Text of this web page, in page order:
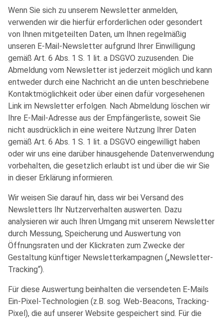
Wenn Sie sich zu unserem Newsletter anmelden,
verwenden wir die hierfür erforderlichen oder gesondert
von Ihnen mitgeteilten Daten, um Ihnen regelmäßig
unseren E-Mail-Newsletter aufgrund Ihrer Einwilligung
gemäß Art. 6 Abs. 1 S. 1 lit. a DSGVO zuzusenden. Die
Abmeldung vom Newsletter ist jederzeit möglich und kann
entweder durch eine Nachricht an die unten beschriebene
Kontaktmöglichkeit oder über einen dafür vorgesehenen
Link im Newsletter erfolgen. Nach Abmeldung löschen wir
Ihre E-Mail-Adresse aus der Empfängerliste, soweit Sie
nicht ausdrücklich in eine weitere Nutzung Ihrer Daten
gemäß Art. 6 Abs. 1 S. 1 lit. a DSGVO eingewilligt haben
oder wir uns eine darüber hinausgehende Datenverwendung
vorbehalten, die gesetzlich erlaubt ist und über die wir Sie
in dieser Erklärung informieren.
Wir weisen Sie darauf hin, dass wir bei Versand des
Newsletters Ihr Nutzerverhalten auswerten. Dazu
analysieren wir auch Ihren Umgang mit unserem Newsletter
durch Messung, Speicherung und Auswertung von
Öffnungsraten und der Klickraten zum Zwecke der
Gestaltung künftiger Newsletterkampagnen („Newsletter-
Tracking“).
Für diese Auswertung beinhalten die versendeten E-Mails
Ein-Pixel-Technologien (z.B. sog. Web-Beacons, Tracking-
Pixel), die auf unserer Website gespeichert sind. Für die